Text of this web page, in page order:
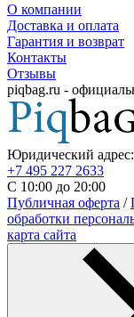
О компании
Доставка и оплата
Гарантия и возврат
Контакты
Отзывы
piqbag.ru -
Юридический адрес:
+7 495 227 2633
С 10:00 до 20:00
Публичная оферта /
обработки
карта сайта